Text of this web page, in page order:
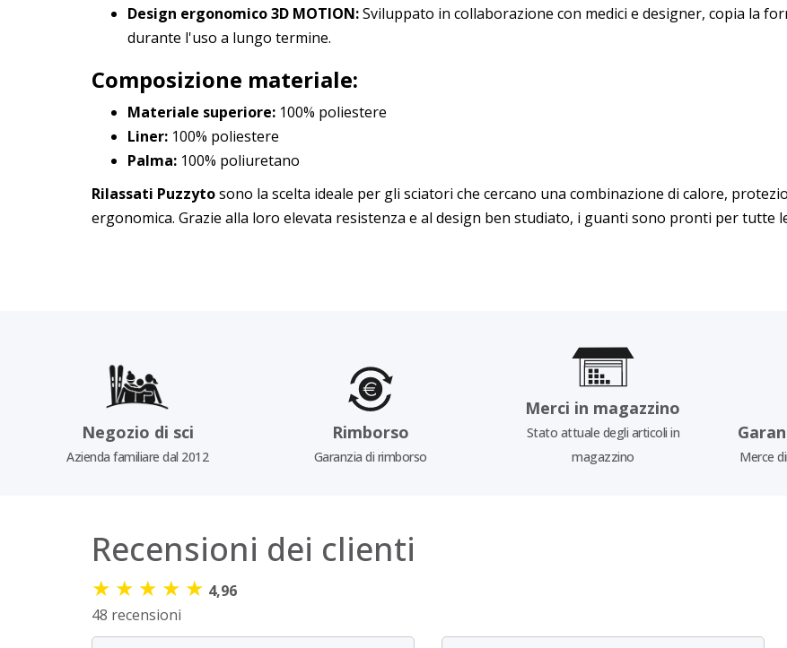
Design ergonomico 3D MOTION:Sviluppato in collaborazione con medici e designer, copia la
durante l'uso a lungo termine.
Composizione materiale:
Materiale superiore: 100% poliestere
Liner: 100% poliestere
Palma: 100% poliuretano
Rilassati Puzzytosono la scelta ideale per gli sciatori che cercano una combinazione di calore,
ergonomica. Grazie alla loro elevata resistenza e al design ben studiato, i guanti sono pronti per tutte
Negozio di sci
Azienda familiare dal 2012
Rimborso
Garanzia di rimborso
Merci in magazzino
Stato attuale degli articoli in
magazzino
Merce
Recensioni dei clienti
★ ★ ★ ★ ★ 4,96
48 recensioni